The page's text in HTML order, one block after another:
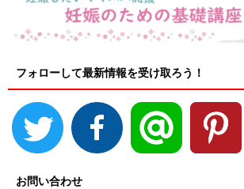
フォローして最新情報を受け取ろう！
お問い合わせ